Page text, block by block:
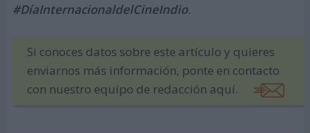
#DíaInternacionaldelCineIndio.
Si conoces datos sobre este artículo y quieres
enviarnos más información, ponte en contacto
con nuestro equipo de redacción aquí.